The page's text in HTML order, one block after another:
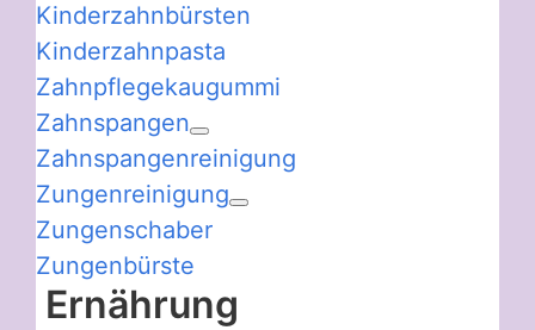
Kinderzahnbürsten
Kinderzahnpasta
Zahnpflegekaugummi
Zahnspangen
Zahnspangenreinigung
Zungenreinigung
Zungenschaber
Zungenbürste
Ernährung